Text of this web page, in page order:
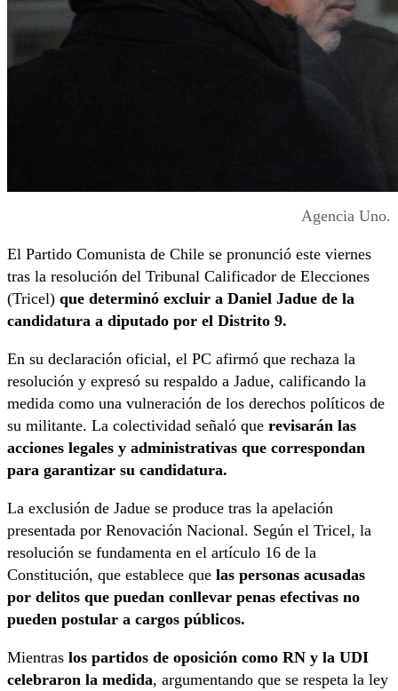
Agencia Uno.
El Partido Comunista de Chile se pronunció este viernes
tras la resolución del Tribunal Calificador de Elecciones
(Tricel) que determinó excluir a Daniel Jadue de la
candidatura a diputado por el Distrito 9.
En su declaración oficial, el PC afirmó que rechaza la
resolución y expresó su respaldo a Jadue, calificando la
medida como una vulneración de los derechos políticos de
su militante. La colectividad señaló que revisarán las
acciones legales y administrativas que correspondan
para garantizar su candidatura.
La exclusión de Jadue se produce tras la apelación
presentada por Renovación Nacional. Según el Tricel, la
resolución se fundamenta en el artículo 16 de la
Constitución, que establece que las personas acusadas
por delitos que puedan conllevar penas efectivas no
pueden postular a cargos públicos.
Mientras los partidos de oposición como RN y la UDI
celebraron la medida, argumentando que se respeta la ley